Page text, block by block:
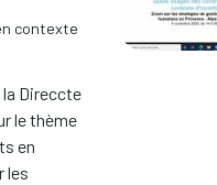
contexte
la Direccte
le thème
en
les